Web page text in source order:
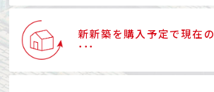
新新築を購入予定で現在
･･･